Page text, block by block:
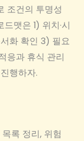
조건의 투명성
맷은 1) 위치·시
화 확인 3) 필요
응과 휴식 관리
행하자.
록 정리, 위험